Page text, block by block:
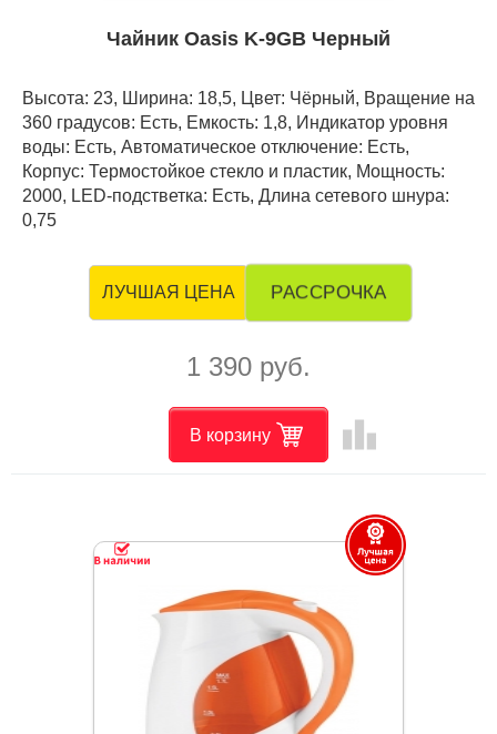
Чайник Oasis K-9GB Черный
Высота: 23, Ширина: 18,5, Цвет: Чёрный, Вращение на
360 градусов: Есть, Емкость: 1,8, Индикатор уровня
воды: Есть, Автоматическое отключение: Есть,
Корпус: Термостойкое стекло и пластик, Мощность:
2000, LED-подстветка: Есть, Длина сетевого шнура:
0,75
ЛУЧШАЯ ЦЕНА РАССРОЧКА
1 390 руб.
В корзину leaderboard